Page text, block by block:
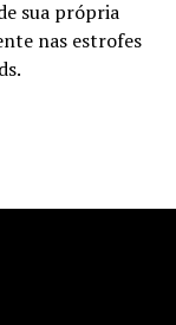
sua própria
nas estrofes